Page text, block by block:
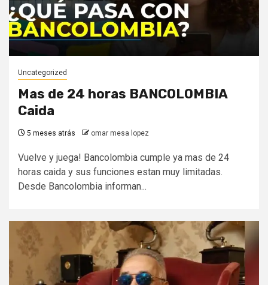
Uncategorized
Mas de 24 horas BANCOLOMBIA
Caida
5 meses atrás omar mesa lopez
Vuelve y juega! Bancolombia cumple ya mas de 24
horas caida y sus funciones estan muy limitadas.
Desde Bancolombia informan...